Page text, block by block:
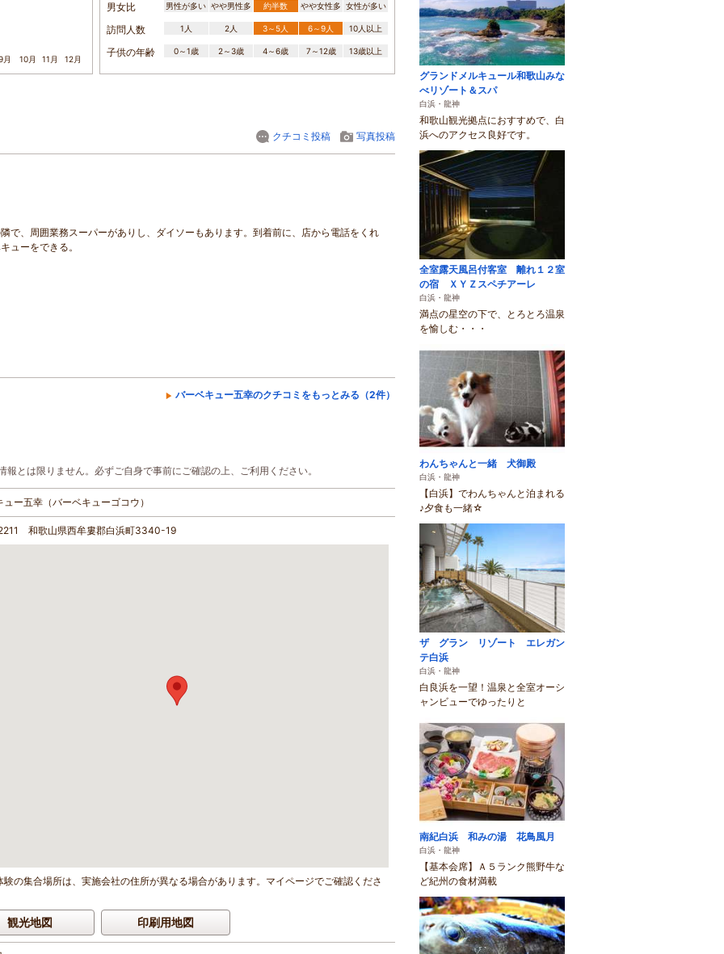
月 10月 11月 12月
男女比 男性が多い やや男性多 約半数 やや女性多 女性が多い
訪問人数 1人 2人 3～5人 6～9人 10人以上
子供の年齢 0～1歳 2～3歳 4～6歳 7～12歳 13歳以上
クチコミ投稿 写真投稿
で、周囲業務スーパーがありし、ダイソーもあります。到着前に、店から電話をくれ
ューをできる。
バーベキュー五幸のクチコミをもっとみる（2件）
とは限りません。必ずご自身で事前にご確認の上、ご利用ください。
ュー五幸（バーベキューゴコウ）
和歌山県西牟婁郡白浜町3340-19
験の集合場所は、実施会社の住所が異なる場合があります。マイページでご確認くださ
観光地図 印刷用地図
グランドメルキュール和歌山みな
べリゾート＆スパ
白浜・龍神
和歌山観光拠点におすすめで、白
浜へのアクセス良好です。
全室露天風呂付客室 離れ１２室
の宿 ＸＹＺスペチアーレ
白浜・龍神
満点の星空の下で、とろとろ温泉
を愉しむ・・・
わんちゃんと一緒 犬御殿
白浜・龍神
【白浜】でわんちゃんと泊まれる
♪夕食も一緒☆
ザ グラン リゾート エレガン
テ白浜
白浜・龍神
白良浜を一望！温泉と全室オーシ
ャンビューでゆったりと
南紀白浜 和みの湯 花鳥風月
白浜・龍神
【基本会席】Ａ５ランク熊野牛な
ど紀州の食材満載